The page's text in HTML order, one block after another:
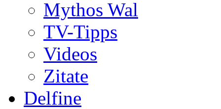
Mythos Wal
TV-Tipps
Videos
Zitate
Delfine